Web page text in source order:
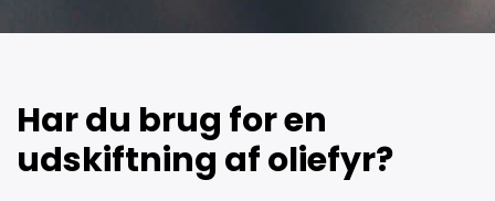
Har du brug for en
udskiftning af oliefyr?